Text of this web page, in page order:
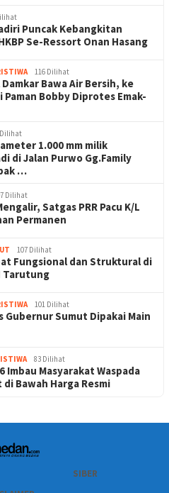
Puncak Kebangkitan
Se-Ressort Onan Hasang
116 Dilihat
Bawa Air Bersih, ke
Paman Bobby Diprotes Emak-
Dilihat
1.000 mm milik
di Jalan Purwo Gg.Family
…
Dilihat
Satgas PRR Pacu K/L
Permanen
107 Dilihat
Fungsional dan Struktural di
Tarutung
101 Dilihat
Gubernur Sumut Dipakai Main
83 Dilihat
Imbau Masyarakat Waspada
Bawah Harga Resmi
SIBER